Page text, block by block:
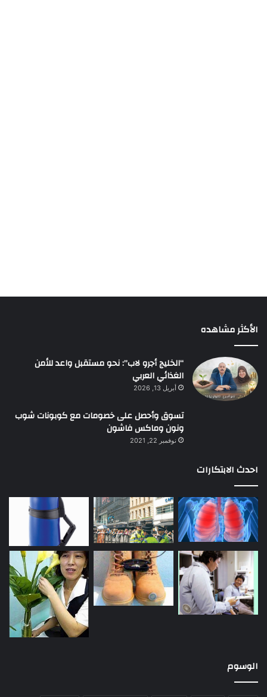
الأكثر مشاهده
“الخليج أجرو لاب”: نحو مستقبل واعد للأمن
الغذائي العربي
أبريل 13, 2026
تسوق وأحصل على خصومات مع كوبونات شوب
ونون وماكس فاشون
نوفمبر 22, 2021
احدث الابتكارات
الوسوم